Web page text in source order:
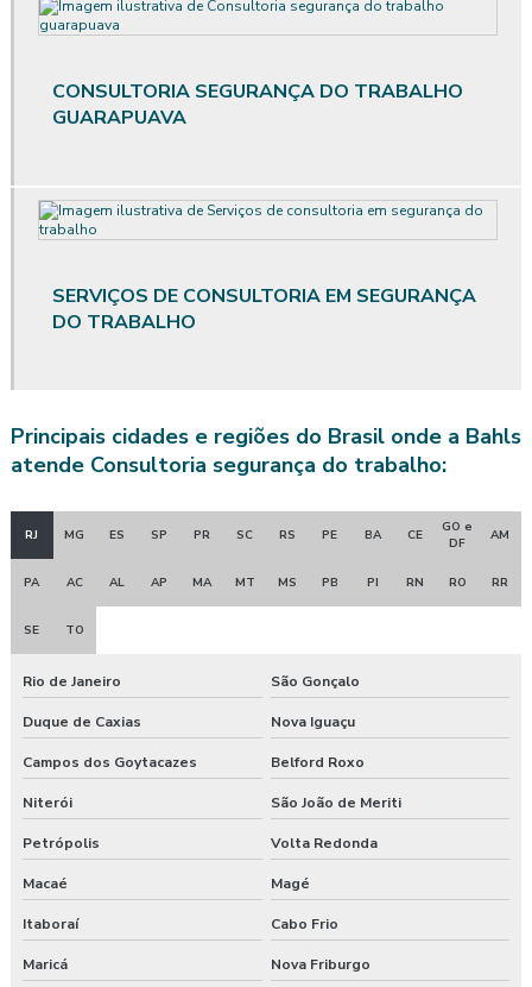
Avaliação qualitativa de vibração
Avaliação quantitativa de calor
Avaliação quantitativa de riscos químicos
Avaliação de riscos posto de trabalho
Clínica de exame admissional
Clínica exame admissional guarapuava
Clínica para fazer exame aso
Clínica de medicina do trabalho
Consultoria ambiental e segurança do trabalho
Consultoria higiene ocupacional
Consultoria saúde e segurança do trabalho
CONSULTORIA SEGURANÇA DO TRABALHO
GUARAPUAVA
SERVIÇOS DE CONSULTORIA EM SEGURANÇA
DO TRABALHO
Principais cidades e regiões do Brasil onde a Bahls
atende Consultoria segurança do trabalho:
RJ MG ES SP PR SC RS PE BA CE
GO e
DF
AM
PA AC AL AP MA MT MS PB PI RN RO RR
SE TO
Rio de Janeiro São Gonçalo
Duque de Caxias Nova Iguaçu
Campos dos Goytacazes Belford Roxo
Niterói São João de Meriti
Petrópolis Volta Redonda
Macaé Magé
Itaboraí Cabo Frio
Maricá Nova Friburgo